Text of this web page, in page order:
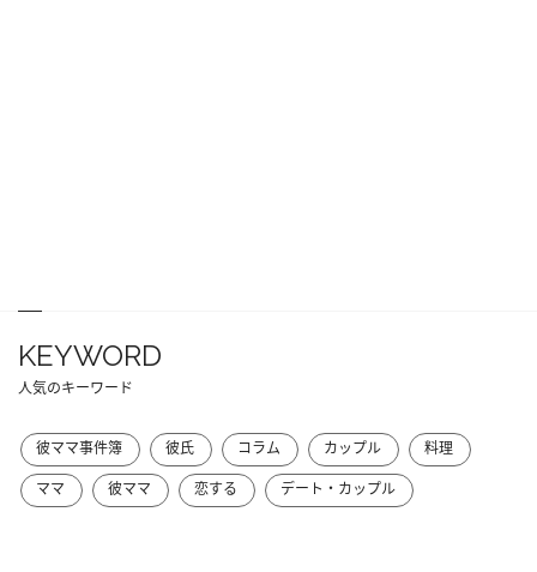
KEYWORD
人気のキーワード
彼ママ事件簿 彼氏 コラム カップル
料理
ママ
彼ママ 恋する デート・カップル